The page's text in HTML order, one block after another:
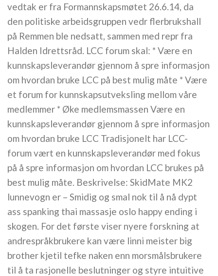
vedtak er fra Formannskapsmøtet 26.6.14, da
den politiske arbeidsgruppen vedr flerbrukshall
på Remmen ble nedsatt, sammen med repr fra
Halden Idrettsråd. LCC forum skal: * Være en
kunnskapsleverandør gjennom å spre informasjon
om hvordan bruke LCC på best mulig måte * Være
et forum for kunnskapsutveksling mellom våre
medlemmer * Øke medlemsmassen Være en
kunnskapsleverandør gjennom å spre informasjon
om hvordan bruke LCC Tradisjonelt har LCC-
forum vært en kunnskapsleverandør med fokus
på å spre informasjon om hvordan LCC brukes på
best mulig måte. Beskrivelse: SkidMate MK2
lunnevogn er – Smidig og smal nok til å nå dypt
ass spanking thai massasje oslo happy ending i
skogen. For det første viser nyere forskning at
andrespråkbrukere kan være linni meister big
brother kjetil tefke naken enn morsmålsbrukere
til å ta rasjonelle beslutninger og styre intuitive